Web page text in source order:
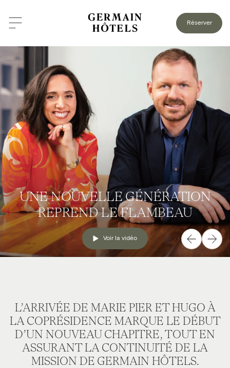
Réserver
UNE NOUVELLE GÉNÉRATION
REPREND LE FLAMBEAU
Voir la vidéo
L’ARRIVÉE DE MARIE PIER ET HUGO À
LA COPRÉSIDENCE MARQUE LE DÉBUT
D’UN NOUVEAU CHAPITRE, TOUT EN
ASSURANT LA CONTINUITÉ DE LA
MISSION DE GERMAIN HÔTELS.